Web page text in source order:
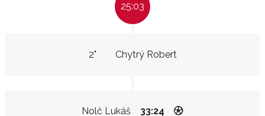
25:03
Chytrý Robert
2"
Nolč Lukáš 33:24